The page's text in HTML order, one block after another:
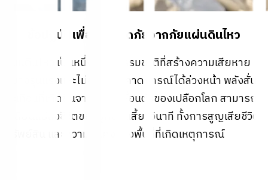
ข้อปฏิบัติเพื่อให้ปลอดภัยจากภัยแผ่นดินไหว
แผ่นดินไหว เป็นหนึ่งในภัยธรรมชาติที่สร้างความเสียหาย
อย่างรุนแรงและไม่สามารถคาดการณ์ได้ล่วงหน้า พลังสั่น
สะเทือนที่เกิดขึ้นจากการเคลื่อนตัวของเปลือกโลก สามารถ
เปลี่ยนแปลงชีวิตของผู้คนในเสี้ยววินาที ทั้งการสูญเสียชีวิต
ทรัพย์สิน และความมั่นคงของพื้นที่ที่เกิดเหตุการณ์